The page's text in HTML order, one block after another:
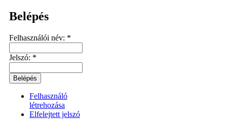
Belépés
Felhasználói név: *
Jelszó: *
Felhasználó
létrehozása
Elfelejtett jelszó